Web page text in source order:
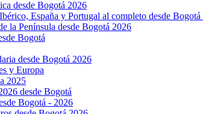
desde Bogotá 2026
España y Portugal al completo desde Bogotá
la Península desde Bogotá 2026
Bogotá
desde Bogotá 2026
y Europa
2025
desde Bogotá
Bogotá - 2026